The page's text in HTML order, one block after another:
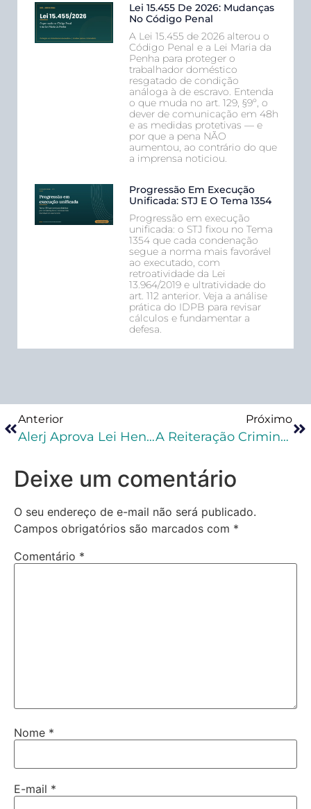
Lei 15.455 De 2026: Mudanças
No Código Penal
A Lei 15.455 de 2026 alterou o
Código Penal e a Lei Maria da
Penha para proteger o
trabalhador doméstico
resgatado de condição
análoga à de escravo. Entenda
o que muda no art. 129, §9º, o
dever de comunicação em 48h
e as medidas protetivas — e
por que a pena NÃO
aumentou, ao contrário do que
a imprensa noticiou.
Progressão Em Execução
Unificada: STJ E O Tema 1354
Progressão em execução
unificada: o STJ fixou no Tema
1354 que cada condenação
segue a norma mais favorável
ao executado, com
retroatividade da Lei
13.964/2019 e ultratividade do
art. 112 anterior. Veja a análise
prática do IDPB para revisar
cálculos e fundamentar a
defesa.
Anterior
Alerj Aprova Lei Henry Borel
Próximo
A Reiteração Criminosa Inviabiliza Aplicação Do Princípio Da Insignificância
Deixe um comentário
O seu endereço de e-mail não será publicado.
Campos obrigatórios são marcados com *
Comentário *
Nome *
E-mail *